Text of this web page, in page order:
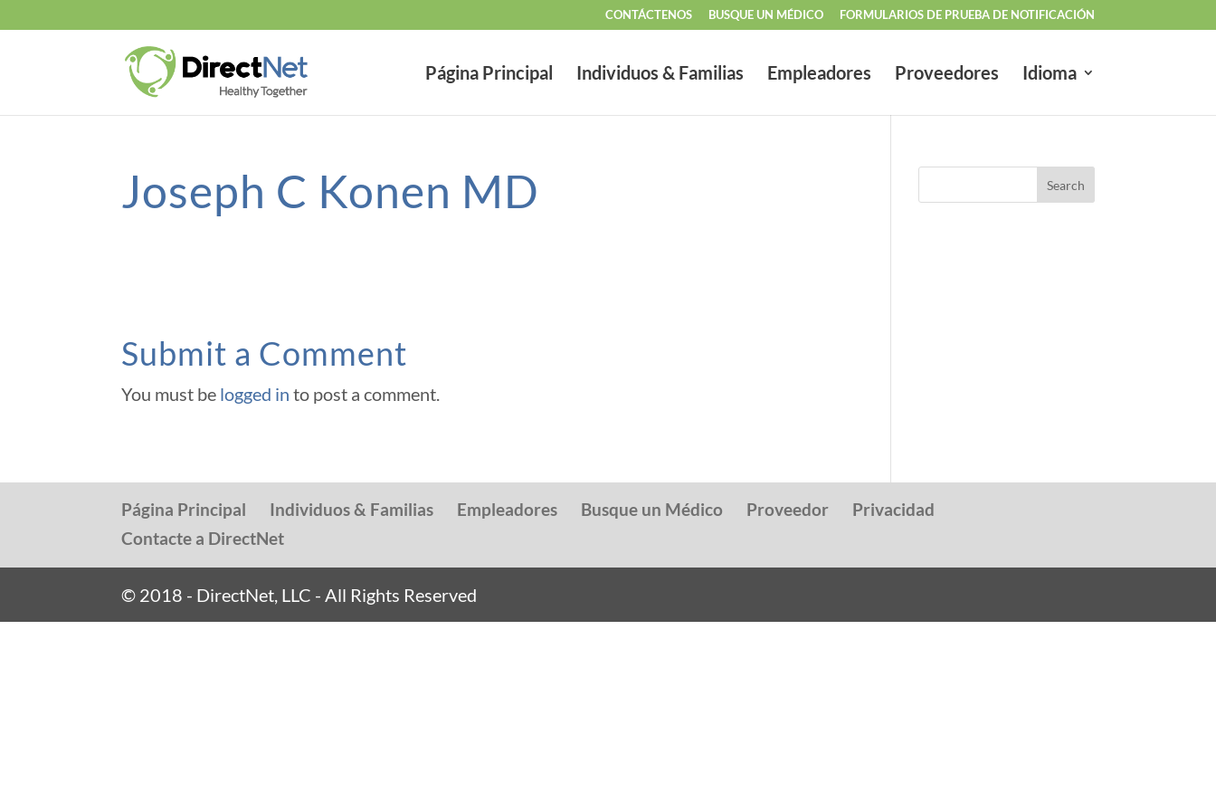
CONTÁCTENOS BUSQUE UN MÉDICO FORMULARIOS DE PRUEBA DE NOTIFICACIÓN
Página Principal Individuos & Familias Empleadores Proveedores Idioma
Joseph C Konen MD
Submit a Comment
You must be logged in to post a comment.
Página Principal Individuos & Familias Empleadores Busque un Médico Proveedor
Privacidad
Contacte a DirectNet
© 2018 - DirectNet, LLC - All Rights Reserved